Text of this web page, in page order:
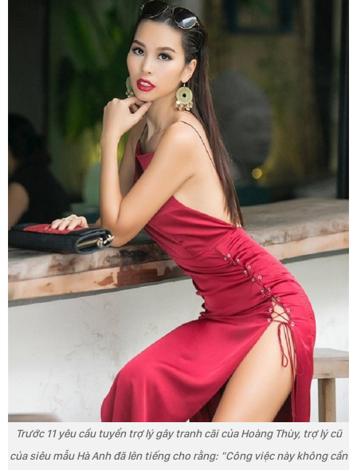
Trước 11 yêu cầu tuyển trợ lý gây tranh cãi của Hoàng Thùy, trợ lý cũ
của siêu mẫu Hà Anh đã lên tiếng cho rằng: "Công việc này không cần